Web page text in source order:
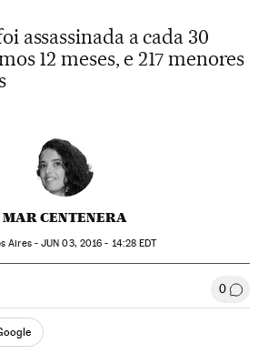
assassinada a cada 30
12 meses, e 217 menores
MAR CENTENERA
Aires -JUN 03, 2016 - 14:28 EDT
en TwitterRedes Sociales 0